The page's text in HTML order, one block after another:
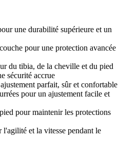
une durabilité supérieure et un
pour une protection avancée
du tibia, de la cheville et du pied
sécurité accrue
parfait, sûr et confortable
pour un ajustement facile et
pour maintenir les protections
et la vitesse pendant le